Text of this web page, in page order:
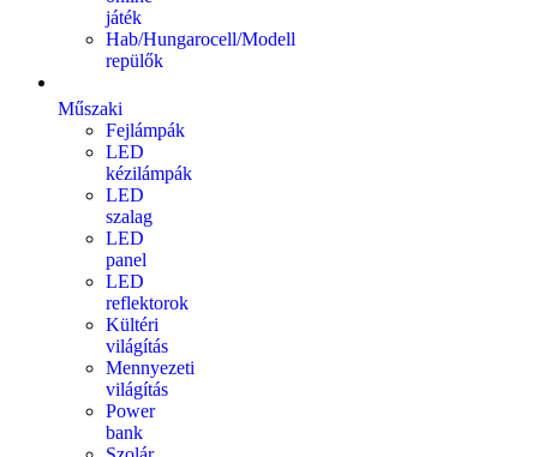
játék
Hab/Hungarocell/Modell
repülők
Műszaki
Fejlámpák
LED
kézilámpák
LED
szalag
LED
panel
LED
reflektorok
Kültéri
világítás
Mennyezeti
világítás
Power
bank